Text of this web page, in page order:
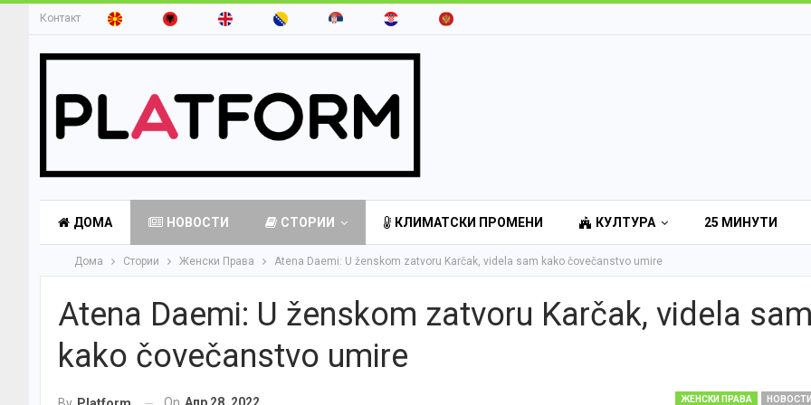
Контакт
ДОМА НОВОСТИ СТОРИИ КЛИМАТСКИ ПРОМЕНИ КУЛТУРА 25 МИНУТИ
Дома Стории Женски Права Atena Daemi: U ženskom zatvoru Karčak, videla sam kako čovečanstvo umire
Atena Daemi: U ženskom zatvoru Karčak, videla
kako čovečanstvo umire
ЖЕНСКИ ПРАВА